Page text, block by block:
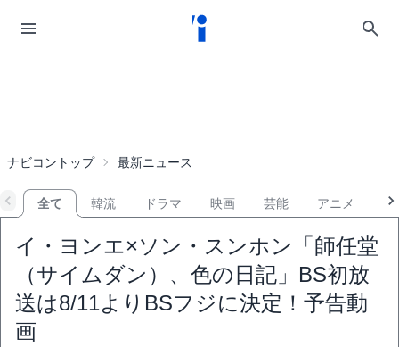
ナビコントップ 最新ニュース
全て 韓流 ドラマ 映画 芸能 アニメ
イ・ヨンエ×ソン・スンホン「師任堂
（サイムダン）、色の日記」BS初放
送は8/11よりBSフジに決定！予告動
画